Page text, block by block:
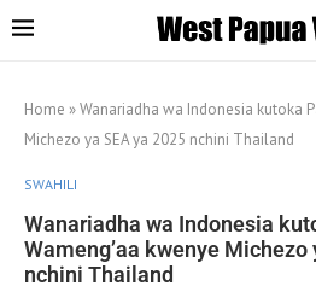
Home »Wanariadha wa Indonesia kutoka
Michezo ya SEA ya 2025 nchini Thailand
SWAHILI
Wanariadha wa Indonesia
Wameng’aa kwenye Michezo
nchini Thailand